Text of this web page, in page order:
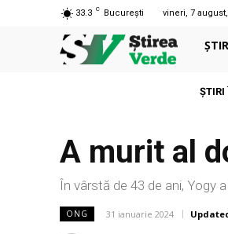
33.3 C București vineri, 7
ȘTIRI
A murit al
În vârstă de 43 de ani, Yogy
ONG 31 ianuarie 2024